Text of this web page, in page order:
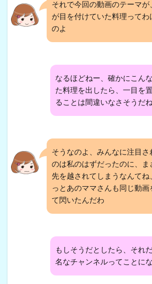
それで今回の動画のテーマが
が目を付けていた料理ってわ
のよ
なるほどねー、確かにこん
た料理を出したら、一目を
ることは間違いなさそうだね
そうなのよ、みんなに注目さ
のは私のはずだったのに、ま
先を越されてしまうなんてね
っとあのママさんも同じ動画
て閃いたんだわ
もしそうだとしたら、それ
名なチャンネルってことに